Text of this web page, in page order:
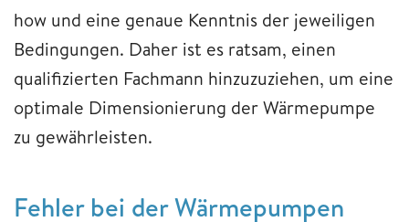
how und eine genaue Kenntnis der jeweiligen
Bedingungen. Daher ist es ratsam, einen
qualifizierten Fachmann hinzuzuziehen, um eine
optimale Dimensionierung der Wärmepumpe
zu gewährleisten.
Fehler bei der Wärmepumpen